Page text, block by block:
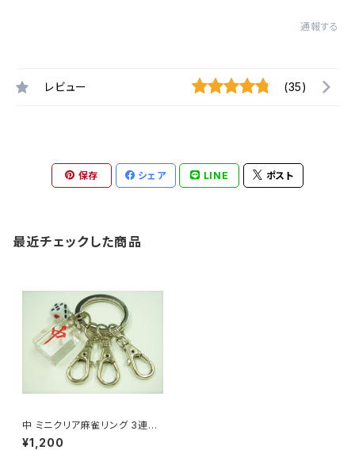
通報する
レビュー (35)
保存 シェア LINE ポスト
最近チェックした商品
中 ミニクリア麻雀リング 3連キ
ーホルダー
¥1,200